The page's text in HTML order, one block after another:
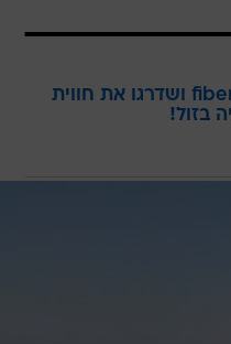
הצטרפו לוואלה fiber ושדרגו את חווית
בזול!